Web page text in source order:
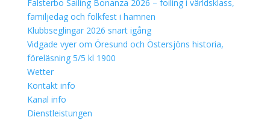
Falsterbo Sailing Bonanza 2026 – foiling i världsklass,
familjedag och folkfest i hamnen
Klubbseglingar 2026 snart igång
Vidgade vyer om Öresund och Östersjöns historia,
föreläsning 5/5 kl 1900
Wetter
Kontakt info
Kanal info
Dienstleistungen